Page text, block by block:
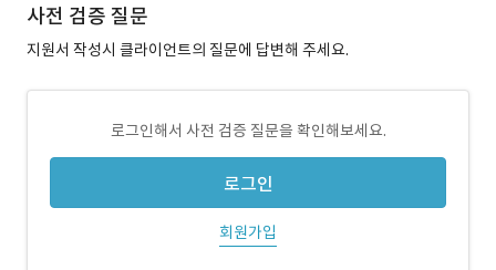
사전 검증 질문
지원서 작성시 클라이언트의 질문에 답변해 주세요.
로그인해서 사전 검증 질문을 확인해보세요.
로그인
회원가입